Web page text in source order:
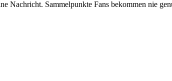
Nachricht. Sammelpunkte Fans bekommen nie